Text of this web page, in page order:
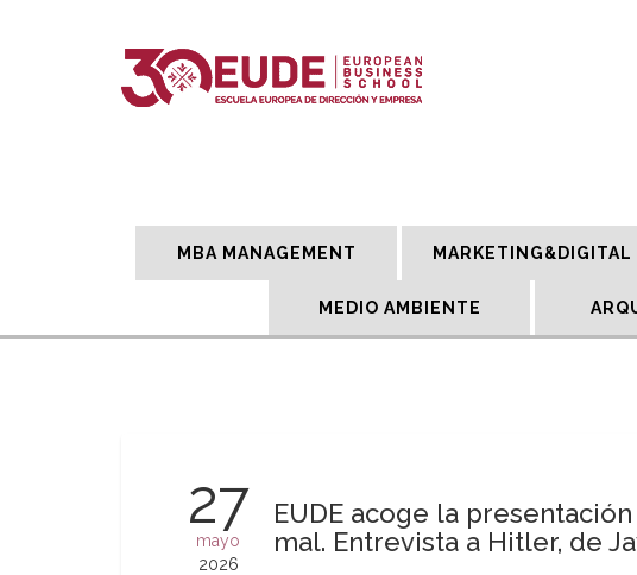
MBA MANAGEMENT MARKETING&DIGITAL
MEDIO AMBIENTE
27
mayo
2026
EUDE acoge la
mal. Entrevista a Hitler, de